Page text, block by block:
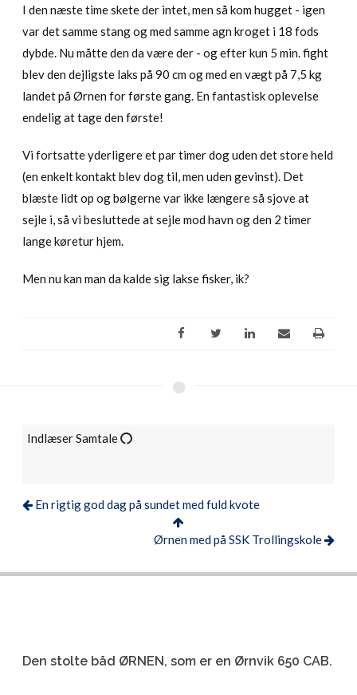
I den næste time skete der intet, men så kom hugget - igen
var det samme stang og med samme agn kroget i 18 fods
dybde. Nu måtte den da være der - og efter kun 5 min. fight
blev den dejligste laks på 90 cm og med en vægt på 7,5 kg
landet på Ørnen for første gang. En fantastisk oplevelse
endelig at tage den første!
Vi fortsatte yderligere et par timer dog uden det store held
(en enkelt kontakt blev dog til, men uden gevinst). Det
blæste lidt op og bølgerne var ikke længere så sjove at
sejle i, så vi besluttede at sejle mod havn og den 2 timer
lange køretur hjem.
Men nu kan man da kalde sig lakse fisker, ik?
Indlæser Samtale
En rigtig god dag på sundet med fuld kvote
Ørnen med på SSK Trollingskole
Den stolte båd ØRNEN, som er en Ørnvik 650 CAB.